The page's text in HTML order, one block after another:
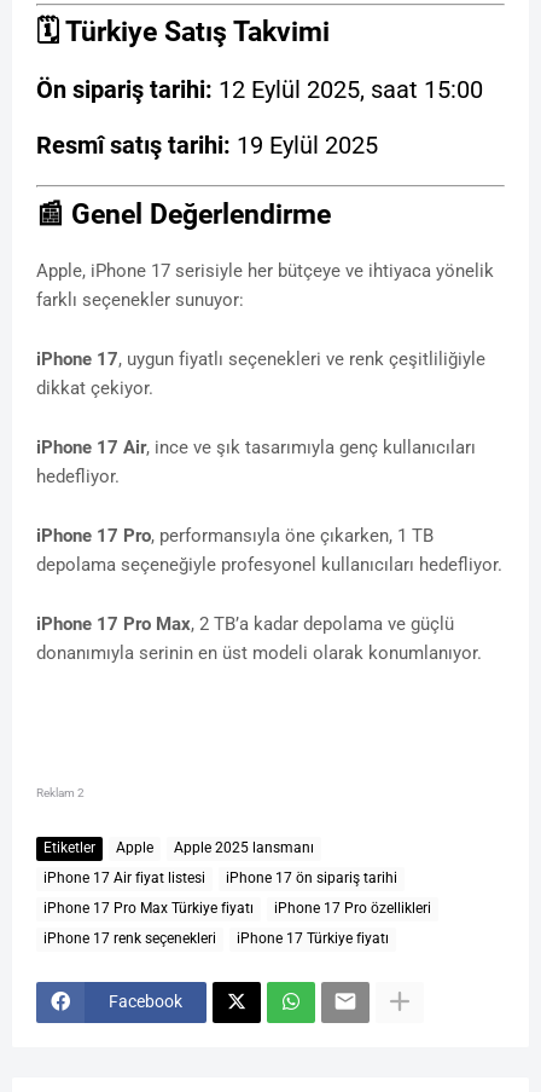
🗓️ Türkiye Satış Takvimi
Ön sipariş tarihi: 12 Eylül 2025, saat 15:00
Resmî satış tarihi: 19 Eylül 2025
📰 Genel Değerlendirme
Apple, iPhone 17 serisiyle her bütçeye ve ihtiyaca yönelik
farklı seçenekler sunuyor:
iPhone 17, uygun fiyatlı seçenekleri ve renk çeşitliliğiyle
dikkat çekiyor.
iPhone 17 Air, ince ve şık tasarımıyla genç kullanıcıları
hedefliyor.
iPhone 17 Pro, performansıyla öne çıkarken, 1 TB
depolama seçeneğiyle profesyonel kullanıcıları hedefliyor.
iPhone 17 Pro Max, 2 TB’a kadar depolama ve güçlü
donanımıyla serinin en üst modeli olarak konumlanıyor.
Reklam 2
Etiketler Apple
Apple 2025 lansmanı
iPhone 17 Air fiyat listesi
iPhone 17 ön sipariş tarihi
iPhone 17 Pro Max Türkiye fiyatı
iPhone 17 Pro özellikleri
iPhone 17 renk seçenekleri
iPhone 17 Türkiye fiyatı
Facebook